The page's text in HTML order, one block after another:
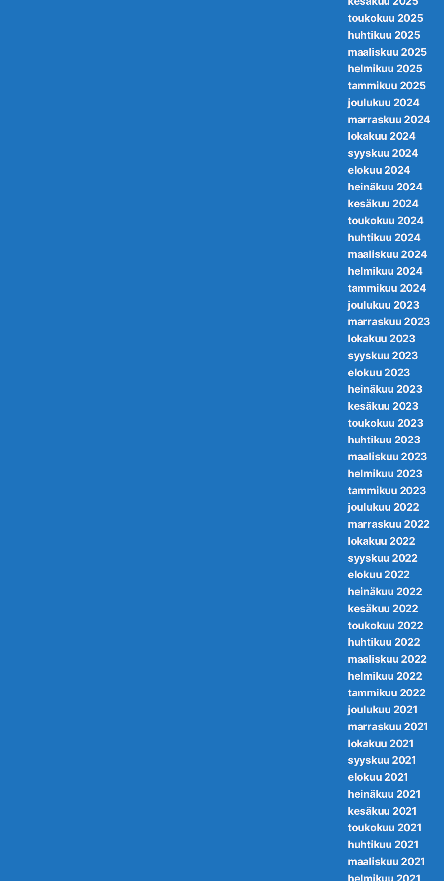
toukokuu 2025
huhtikuu 2025
maaliskuu 2025
helmikuu 2025
tammikuu 2025
joulukuu 2024
marraskuu 2024
lokakuu 2024
syyskuu 2024
elokuu 2024
heinäkuu 2024
kesäkuu 2024
toukokuu 2024
huhtikuu 2024
maaliskuu 2024
helmikuu 2024
tammikuu 2024
joulukuu 2023
marraskuu 2023
lokakuu 2023
syyskuu 2023
elokuu 2023
heinäkuu 2023
kesäkuu 2023
toukokuu 2023
huhtikuu 2023
maaliskuu 2023
helmikuu 2023
tammikuu 2023
joulukuu 2022
marraskuu 2022
lokakuu 2022
syyskuu 2022
elokuu 2022
heinäkuu 2022
kesäkuu 2022
toukokuu 2022
huhtikuu 2022
maaliskuu 2022
helmikuu 2022
tammikuu 2022
joulukuu 2021
marraskuu 2021
lokakuu 2021
syyskuu 2021
elokuu 2021
heinäkuu 2021
kesäkuu 2021
toukokuu 2021
huhtikuu 2021
maaliskuu 2021
helmikuu 2021